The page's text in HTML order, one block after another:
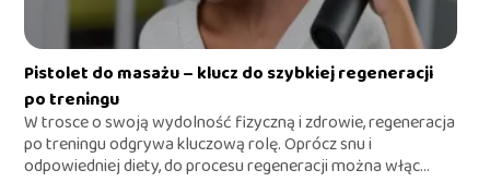
Pistolet do masażu – klucz do szybkiej regeneracji
po treningu
W trosce o swoją wydolność fizyczną i zdrowie, regeneracja
po treningu odgrywa kluczową rolę. Oprócz snu i
odpowiedniej diety, do procesu regeneracji można włąc...